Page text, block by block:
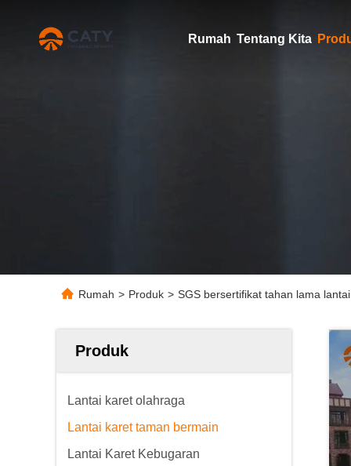
Rumah Tentang Kita
Rumah > Produk > SGS bersertifikat tahan lama
Produk
Lantai karet olahraga
Lantai karet taman bermain
Lantai Karet Kebugaran